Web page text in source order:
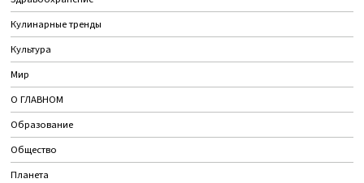
Кулинарные тренды
Культура
Мир
О ГЛАВНОМ
Образование
Общество
Планета